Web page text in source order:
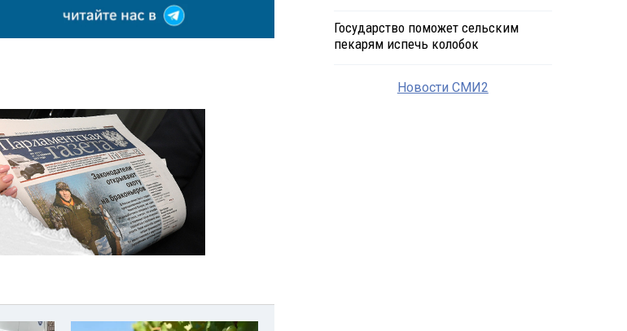
Государство поможет сельским
пекарям испечь колобок
Новости СМИ2